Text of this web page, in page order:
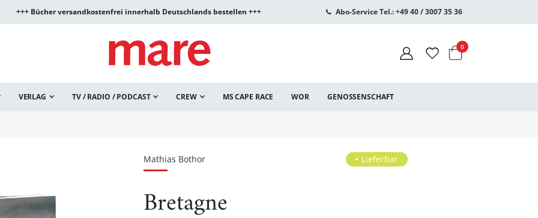
+++ Bücher versandkostenfrei innerhalb Deutschlands bestellen +++ Abo-Service Tel.: +49 40 / 3007 35 36
Warenkorb
0Artikel
VERLAG TV / RADIO / PODCAST CREW MS CAPE RACE WOR GENOSSENSCHAFT
Mathias Bothor Lieferbar
Bretagne